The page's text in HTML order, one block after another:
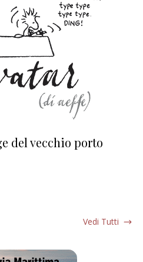
del vecchio porto
Vedi Tutti